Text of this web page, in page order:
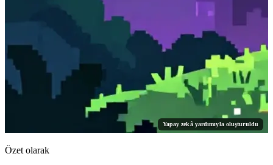
Yapay zekâ yardımıyla oluşturuldu
Özet olarak